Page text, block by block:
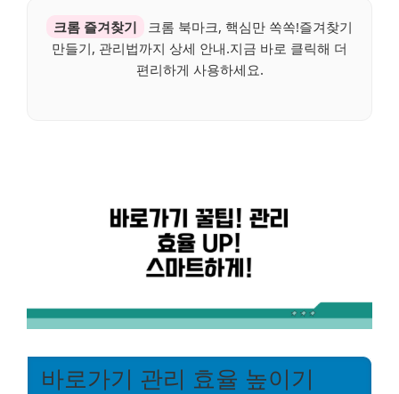
크롬 즐겨찾기
크롬 북마크, 핵심만 쏙쏙!즐겨찾기
만들기, 관리법까지 상세 안내.지금 바로 클릭해 더
편리하게 사용하세요.
바로가기 관리 효율 높이기